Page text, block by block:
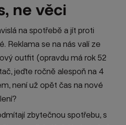
ne věci
na spotřebě a jít proti
Reklama se na nás valí ze
outfit (opravdu má rok 52
jeďte ročně alespoň na 4
není už opět čas na nové
zbytečnou spotřebu, s